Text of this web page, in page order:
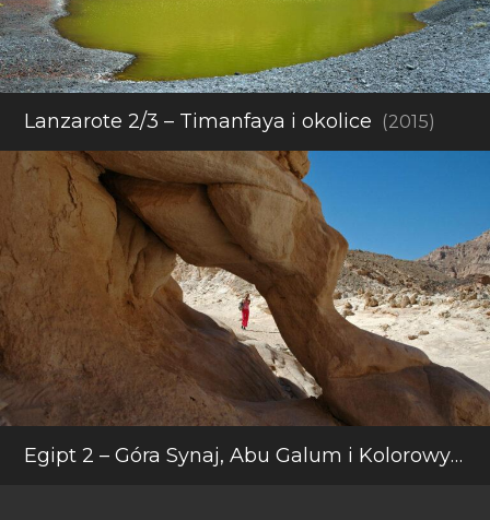
Lanzarote 2/3 – Timanfaya i okolice (2015)
Egipt 2 – Góra Synaj, Abu Galum i Kolorowy Kenion